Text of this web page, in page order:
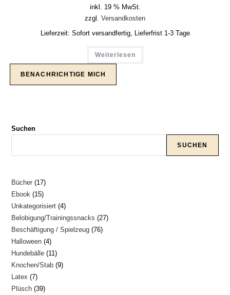
inkl. 19 % MwSt.
zzgl. Versandkosten
Lieferzeit: Sofort versandfertig, Lieferfrist 1-3 Tage
Weiterlesen
Suchen
SUCHEN
Bücher 1717
Produkte
Ebook 1515
Produkte
Unkategorisiert 44
Produkte
Belobigung/Trainingssnacks 2727
Beschäftigung / Spielzeug 7676
Halloween 44
Produkte
Hundebälle 1111
Produkte
Knochen/Stab 99
Latex 77
Produkte
Plüsch 3939